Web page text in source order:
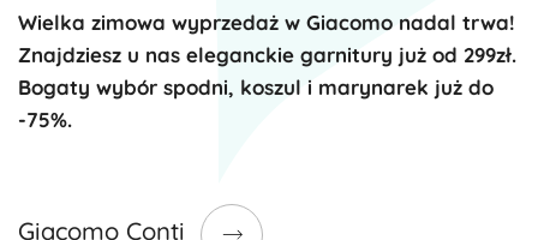
Wielka zimowa wyprzedaż w Giacomo nadal trwa!
Znajdziesz u nas eleganckie garnitury już od 299zł.
Bogaty wybór spodni, koszul i marynarek już do
-75%.
Giacomo Conti